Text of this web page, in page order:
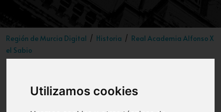
Utilizamos cookies
Región de Murcia Digital Historia
Real Academia Alfonso X
el Sabio
Introducción Revistas Índice de autores